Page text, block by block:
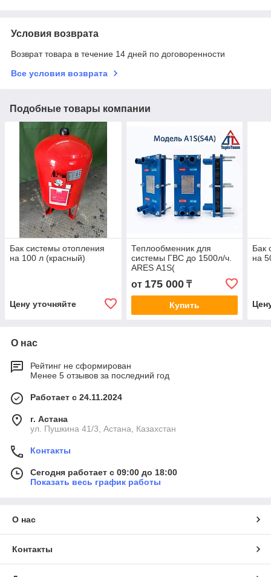
Условия возврата
Возврат товара в течение 14 дней по договоренности
Все условия возврата
Подобные товары компании
Бак системы отопления
на 100 л (красный)
Цену уточняйте
Теплообменник для
системы ГВС до 1500л/ч.
ARES А1S(
Sondex,Danfoss,Ридан)
от 175 000₸
Купить
Бак
на
О нас
Рейтинг не сформирован
Менее 5 отзывов за последний год
Работает с 24.11.2024
г. Астана
ул. Пушкина 41/3, Астана, Казахстан
Контакты
Сегодня работает с 09:00 до 18:00
Показать весь график работы
О нас
Контакты